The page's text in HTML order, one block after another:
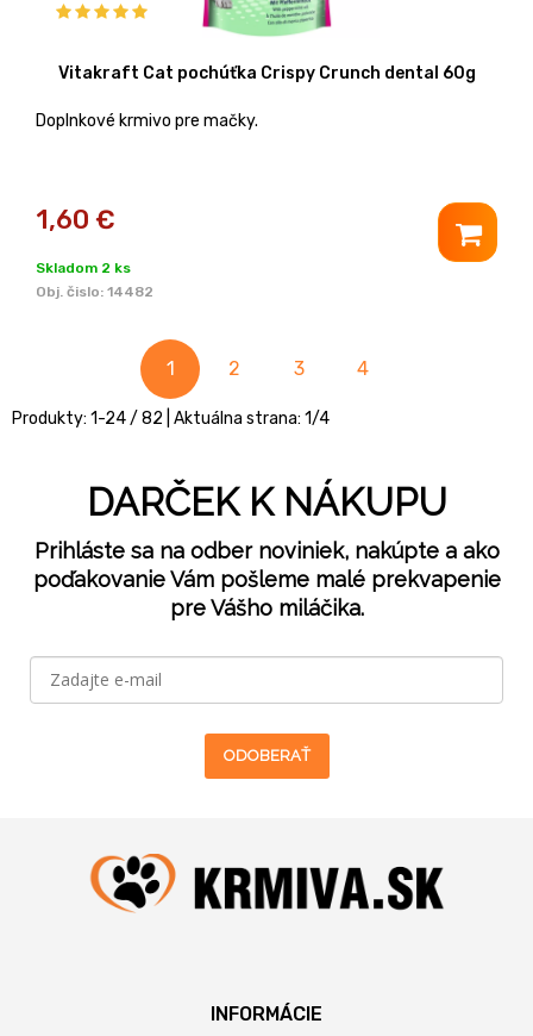
Vitakraft Cat pochúťka Crispy Crunch dental 60g
Doplnkové krmivo pre mačky.
1,60 €
Skladom 2 ks
Obj. čislo: 14482
1 2 3 4
Produkty: 1-24/ 82 | Aktuálna strana: 1/4
DARČEK K NÁKUPU
Prihláste sa na odber noviniek, nakúpte a ako
poďakovanie Vám pošleme malé prekvapenie
pre Vášho miláčika.
ODOBERAŤ
INFORMÁCIE